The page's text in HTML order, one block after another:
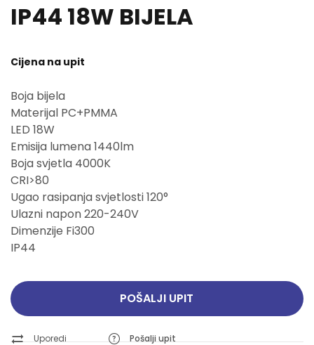
IP44 18W BIJELA
Cijena na upit
Boja bijela
Materijal PC+PMMA
LED 18W
Emisija lumena 1440lm
Boja svjetla 4000K
CRI>80
Ugao rasipanja svjetlosti 120°
Ulazni napon 220-240V
Dimenzije Fi300
IP44
POŠALJI UPIT
Uporedi Pošalji upit